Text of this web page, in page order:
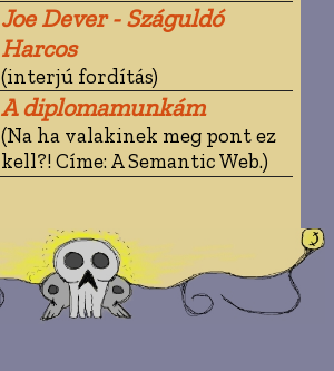
Joe Dever - Száguldó
Harcos
(interjú fordítás)
A diplomamunkám
(Na ha valakinek meg pont ez
kell?! Címe: A Semantic Web.)